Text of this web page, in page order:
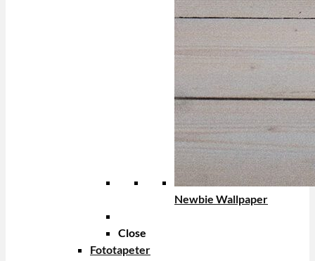
Newbie Wallpaper
Close
Fototapeter